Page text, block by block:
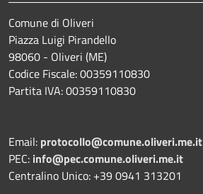
Comune di Oliveri
Piazza Luigi Pirandello
98060 - Oliveri (ME)
Codice Fiscale: 00359110830
Partita IVA: 00359110830
Email: protocollo@comune.oliveri.me.it
PEC: info@pec.comune.oliveri.me.it
Centralino Unico: +39 0941 313201